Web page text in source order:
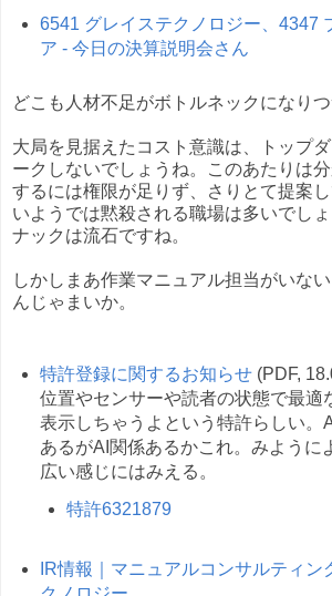
6541 グレイステクノロジー、4347
ア - 今日の決算説明会さん
どこも人材不足がボトルネックになりつ
大局を見据えたコスト意識は、トップ
ークしないでしょうね。このあたりは
するには権限が足りず、さりとて提案
いようでは黙殺される職場は多いでし
ナックは流石ですね。
しかしまあ作業マニュアル担当がいな
んじゃまいか。
特許登録に関するお知らせ(PDF,
位置やセンサーや読者の状態で最適
表示しちゃうよという特許らしい。
あるがAI関係あるかこれ。みように
広い感じにはみえる。
特許6321879
IR情報｜マニュアルコンサルティン